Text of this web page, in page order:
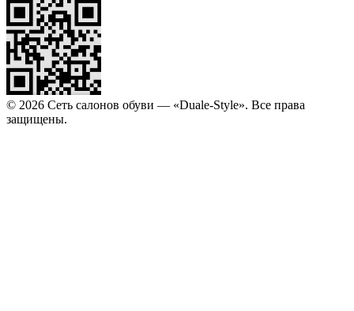
© 2026 Сеть салонов обуви — «Duale-Style». Все права
защищены.